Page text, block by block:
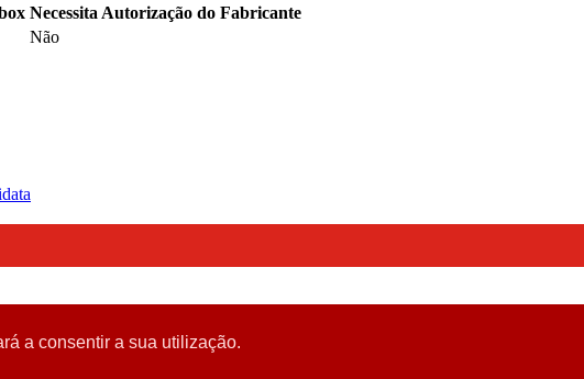
a consentir a sua utilização.
Necessita Autorização do Fabricante
Não